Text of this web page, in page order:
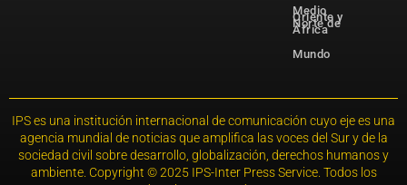
Medio
Oriente y
Norte de
África
Mundo
IPS es una institución internacional de comunicación cuyo eje es una
agencia mundial de noticias que amplifica las voces del Sur y de la
sociedad civil sobre desarrollo, globalización, derechos humanos y
ambiente. Copyright © 2025 IPS-Inter Press Service. Todos los